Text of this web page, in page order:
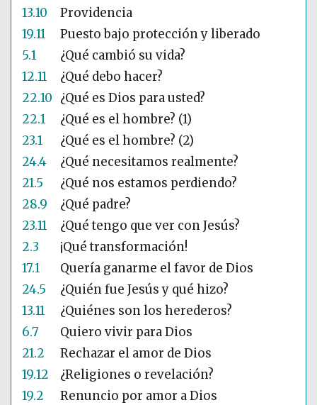
13.10
Providencia
19.11
Puesto bajo protección y liberado
5.1
¿Qué cambió su vida?
12.11
¿Qué debo hacer?
22.10 ¿Qué es Dios para usted?
22.1
¿Qué es el hombre? (1)
23.1
¿Qué es el hombre? (2)
24.4
¿Qué necesitamos realmente?
21.5
¿Qué nos estamos perdiendo?
28.9
¿Qué padre?
23.11
¿Qué tengo que ver con Jesús?
2.3
¡Qué transformación!
17.1
Quería ganarme el favor de Dios
24.5
¿Quién fue Jesús y qué hizo?
13.11
¿Quiénes son los herederos?
6.7
Quiero vivir para Dios
21.2
Rechazar el amor de Dios
19.12
¿Religiones o revelación?
19.2
Renuncio por amor a Dios